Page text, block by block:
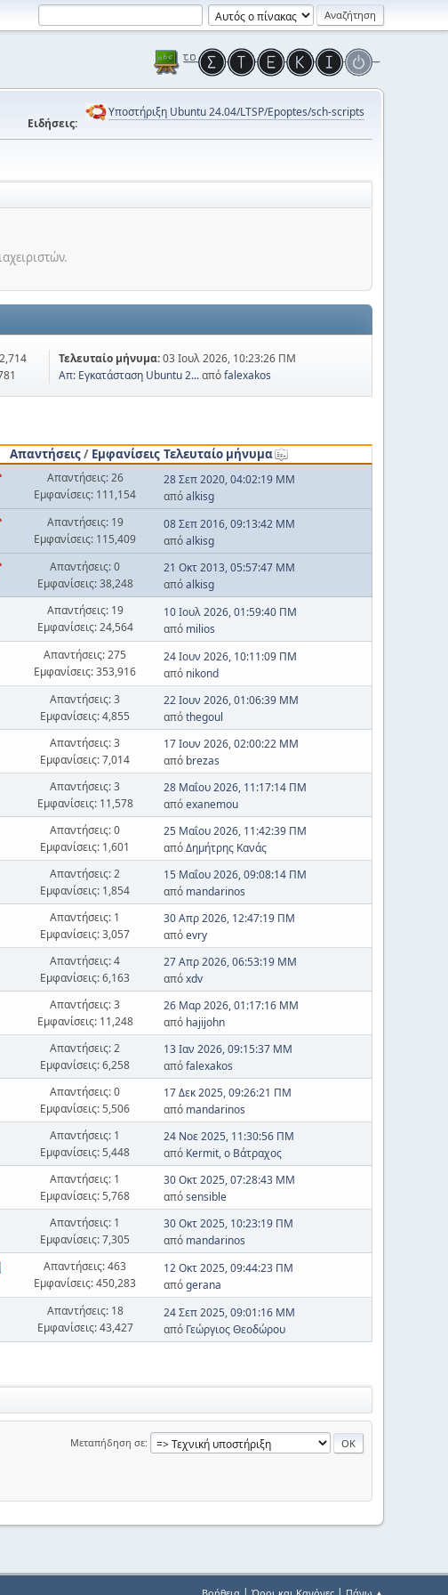
Ειδήσεις:
Υποστήριξη Ubuntu 24.04/LTSP/Epoptes/sch-scripts
Τελευταίο μήνυμα:03 Ιουλ 2026, 10:23:26 ΠΜ
Απ: Εγκατάσταση Ubuntu 2...απόfalexakos
Απαντήσεις/ Εμφανίσεις Τελευταίο μήνυμα
Απαντήσεις: 26
Εμφανίσεις: 111,154
28 Σεπ 2020, 04:02:19 ΜΜ
απόalkisg
Απαντήσεις: 19
Εμφανίσεις: 115,409
08 Σεπ 2016, 09:13:42 ΜΜ
απόalkisg
Απαντήσεις: 0
Εμφανίσεις: 38,248
21 Οκτ 2013, 05:57:47 ΜΜ
απόalkisg
Απαντήσεις: 19
Εμφανίσεις: 24,564
10 Ιουλ 2026, 01:59:40 ΠΜ
από milios
Απαντήσεις: 275
Εμφανίσεις: 353,916
24 Ιουν 2026, 10:11:09 ΠΜ
από nikond
Απαντήσεις: 3
Εμφανίσεις: 4,855
22 Ιουν 2026, 01:06:39 ΜΜ
απόthegoul
Απαντήσεις: 3
Εμφανίσεις: 7,014
17 Ιουν 2026, 02:00:22 ΜΜ
από brezas
Απαντήσεις: 3
Εμφανίσεις: 11,578
28 Μαΐου 2026, 11:17:14 ΠΜ
απόexanemou
Απαντήσεις: 0
Εμφανίσεις: 1,601
25 Μαΐου 2026, 11:42:39 ΠΜ
απόΔημήτρης Κανάς
Απαντήσεις: 2
Εμφανίσεις: 1,854
15 Μαΐου 2026, 09:08:14 ΠΜ
από mandarinos
Απαντήσεις: 1
Εμφανίσεις: 3,057
30 Απρ 2026, 12:47:19 ΠΜ
απόevry
Απαντήσεις: 4
Εμφανίσεις: 6,163
27 Απρ 2026, 06:53:19 ΜΜ
απόxdv
Απαντήσεις: 3
Εμφανίσεις: 11,248
26 Μαρ 2026, 01:17:16 ΜΜ
από hajijohn
Απαντήσεις: 2
Εμφανίσεις: 6,258
13 Ιαν 2026, 09:15:37 ΜΜ
απόfalexakos
Απαντήσεις: 0
Εμφανίσεις: 5,506
17 Δεκ 2025, 09:26:21 ΠΜ
από mandarinos
Απαντήσεις: 1
Εμφανίσεις: 5,448
24 Νοε 2025, 11:30:56 ΠΜ
από Kermit, ο Βάτραχος
Απαντήσεις: 1
Εμφανίσεις: 5,768
30 Οκτ 2025, 07:28:43 ΜΜ
απόsensible
Απαντήσεις: 1
Εμφανίσεις: 7,305
30 Οκτ 2025, 10:23:19 ΠΜ
από mandarinos
Απαντήσεις: 463
Εμφανίσεις: 450,283
12 Οκτ 2025, 09:44:23 ΠΜ
απόgerana
Απαντήσεις: 18
Εμφανίσεις: 43,427
24 Σεπ 2025, 09:01:16 ΜΜ
από Γεώργιος Θεοδώρου
Μεταπήδηση σε